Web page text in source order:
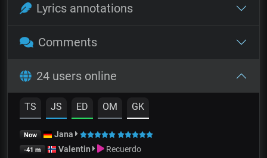
Lyrics annotations
Comments
24 users online
TS JS ED OM GK
Now Jana
-41 m Valentin Recuerdo